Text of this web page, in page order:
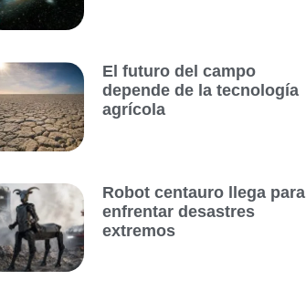
El futuro del campo
depende de la tecnología
agrícola
Robot centauro llega para
enfrentar desastres
extremos